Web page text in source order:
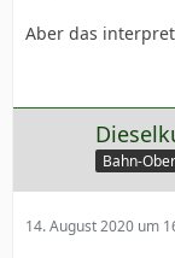
Aber das
Bahn-
14. August 2020 um